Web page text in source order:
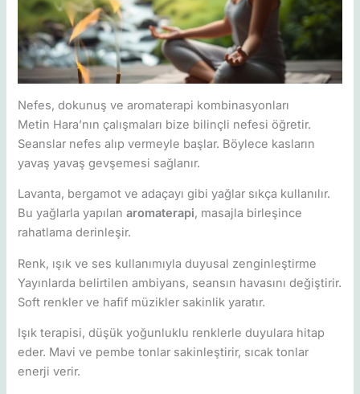
Nefes, dokunuş ve aromaterapi kombinasyonları
Metin Hara’nın çalışmaları bize bilinçli nefesi öğretir.
Seanslar nefes alıp vermeyle başlar. Böylece kasların
yavaş yavaş gevşemesi sağlanır.
Lavanta, bergamot ve adaçayı gibi yağlar sıkça kullanılır.
Bu yağlarla yapılanaromaterapi, masajla birleşince
rahatlama derinleşir.
Renk, ışık ve ses kullanımıyla duyusal zenginleştirme
Yayınlarda belirtilen ambiyans, seansın havasını değiştirir.
Soft renkler ve hafif müzikler sakinlik yaratır.
Işık terapisi, düşük yoğunluklu renklerle duyulara hitap
eder. Mavi ve pembe tonlar sakinleştirir, sıcak tonlar
enerji verir.